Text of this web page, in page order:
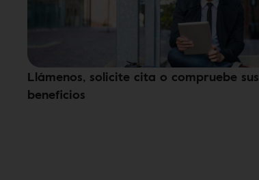
Llámenos, solicite cita o compruebe sus
beneficios